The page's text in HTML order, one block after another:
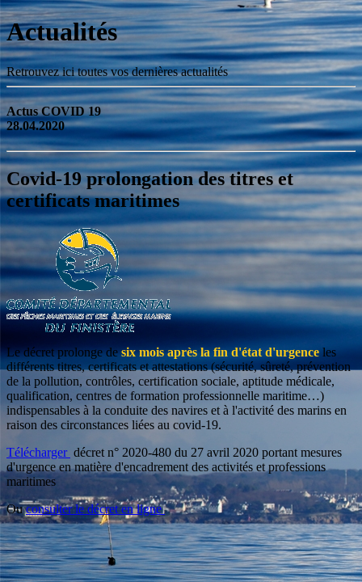
Actualités
Retrouvez ici toutes vos dernières actualités
Actus COVID 19
28.04.2020
Covid-19 prolongation des titres et
certificats maritimes
Le décret prolonge desix mois après la fin d'état d'urgence les
différents titres, certificats et attestations (sécurité, sûreté, prévention
de la pollution, contrôles, certification sociale, aptitude médicale,
qualification, centres de formation professionnelle maritime…)
indispensables à la conduite des navires et à l'activité des marins en
raison des circonstances liées au covid-19.
Télécharger décret n° 2020-480 du 27 avril 2020 portant mesures
d'urgence en matière d'encadrement des activités et professions
maritimes
Ouconsulter le décret en ligne